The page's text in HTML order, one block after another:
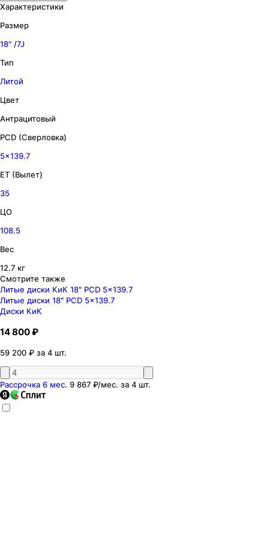
Характеристики
Размер
18″ /7J
Тип
Литой
Цвет
Антрацитовый
PCD (Сверловка)
5x139.7
ET (Вылет)
35
ЦО
108.5
Вес
12.7 кг
Смотрите также
Литые диски КиК 18″ PCD 5x139.7
Литые диски 18″ PCD 5x139.7
Диски КиК
14 800 ₽
59 200 ₽ за 4 шт.
Рассрочка 6 мес. 9 867 ₽/мес. за 4 шт.